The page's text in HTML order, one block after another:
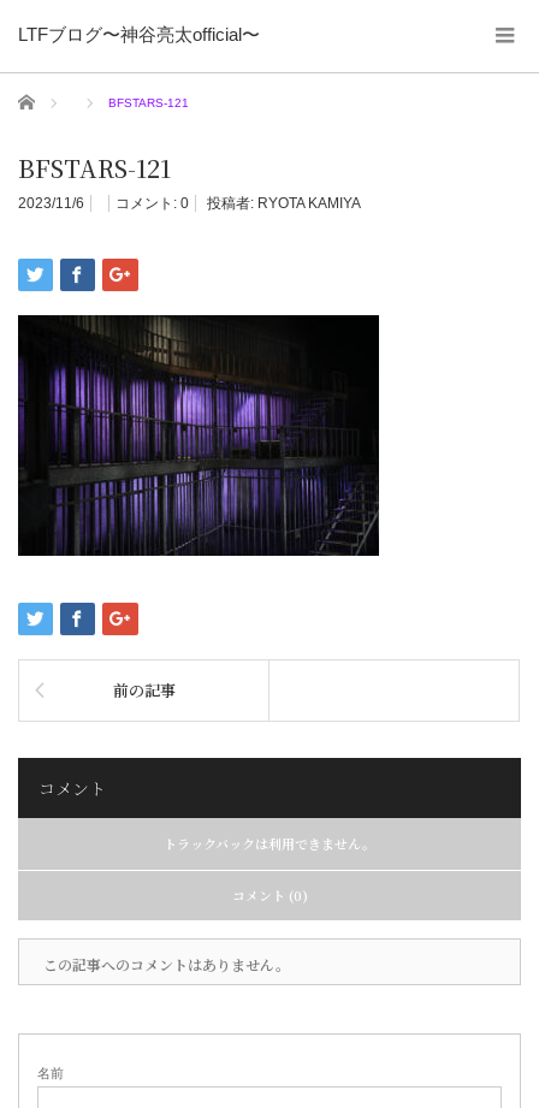
LTFブログ〜神谷亮太official〜
ホーム BFSTARS-121
BFSTARS-121
2023/11/6 コメント: 0 投稿者: RYOTA KAMIYA
前の記事
コメント
トラックバックは利用できません。
コメント (0)
この記事へのコメントはありません。
名前